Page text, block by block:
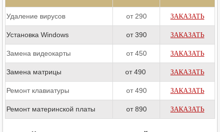
Удаление вирусов от 290 ЗАКАЗАТЬ
Установка Windows от 390 ЗАКАЗАТЬ
Замена видеокарты от 450 ЗАКАЗАТЬ
Замена матрицы от 490 ЗАКАЗАТЬ
Ремонт клавиатуры от 490 ЗАКАЗАТЬ
Ремонт материнской платы от 890 ЗАКАЗАТЬ